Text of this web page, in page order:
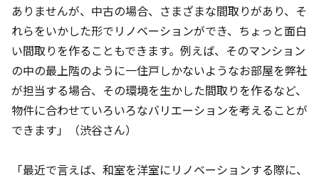
ありませんが、中古の場合、さまざまな間取りがあり、そ
れらをいかした形でリノベーションができ、ちょっと面白
い間取りを作ることもできます。例えば、そのマンション
の中の最上階のように一住戸しかないようなお部屋を弊社
が担当する場合、その環境を生かした間取りを作るなど、
物件に合わせていろいろなバリエーションを考えることが
できます」（渋谷さん）
「最近で言えば、和室を洋室にリノベーションする際に、